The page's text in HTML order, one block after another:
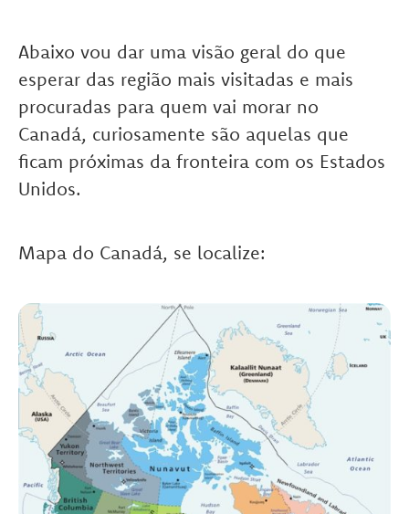
Abaixo vou dar uma visão geral do que
esperar das região mais visitadas e mais
procuradas para quem vai morar no
Canadá, curiosamente são aquelas que
ficam próximas da fronteira com os Estados
Unidos.
Mapa do Canadá, se localize: